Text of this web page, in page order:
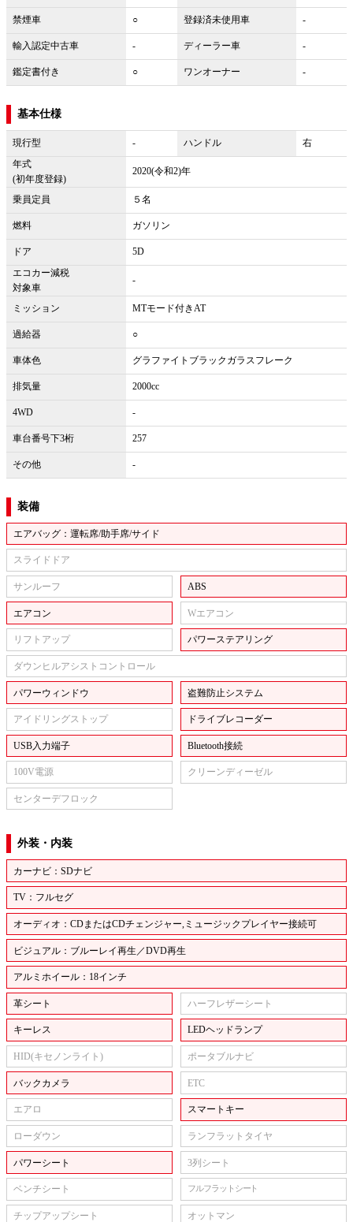
禁煙車 ○ 登録済未使用車 -
輸入認定中古車 - ディーラー車 -
鑑定書付き ○ ワンオーナー -
基本仕様
現行型 - ハンドル
右
年式
(初年度登録)
2020(令和2)年
乗員定員 ５名
燃料 ガソリン
ドア
5D
エコカー減税
対象車
-
ミッション MTモード付きAT
過給器 ○
車体色 グラファイトブラックガラスフレーク
排気量 2000cc
4WD -
車台番号下3桁 257
その他 -
装備
エアバッグ：運転席/助手席/サイド
スライドドア
サンルーフ ABS
エアコン Wエアコン
リフトアップ パワーステアリング
ダウンヒルアシストコントロール
パワーウィンドウ 盗難防止システム
アイドリングストップ ドライブレコーダー
USB入力端子 Bluetooth接続
100V電源 クリーンディーゼル
センターデフロック
外装・内装
カーナビ：SDナビ
TV：フルセグ
オーディオ：CDまたはCDチェンジャー,ミュージックプレイヤー接続可
ビジュアル：ブルーレイ再生／DVD再生
アルミホイール：18インチ
革シート ハーフレザーシート
キーレス LEDヘッドランプ
HID(キセノンライト) ポータブルナビ
バックカメラ ETC
エアロ スマートキー
ローダウン ランフラットタイヤ
パワーシート 3列シート
ベンチシート フルフラットシート
チップアップシート オットマン